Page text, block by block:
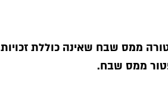
ממס שבח שאינה כוללת זכויות
פטור ממס שבח.